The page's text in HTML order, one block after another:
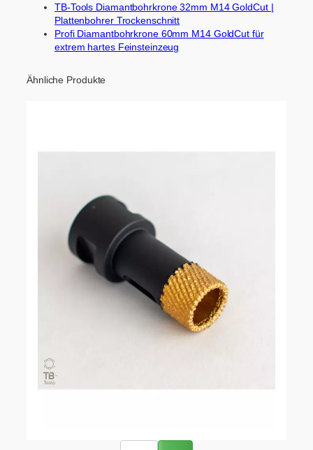
TB-Tools Diamantbohrkrone 32mm M14 GoldCut |
Plattenbohrer Trockenschnitt
Profi Diamantbohrkrone 60mm M14 GoldCut für
extrem hartes Feinsteinzeug
Ähnliche Produkte